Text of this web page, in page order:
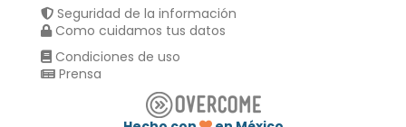
Seguridad de la información
Como cuidamos tus datos
Condiciones de uso
Prensa